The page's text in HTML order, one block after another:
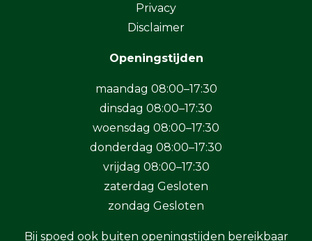
Privacy
Disclaimer
Openingstijden
maandag 08:00–17:30
dinsdag 08:00–17:30
woensdag 08:00–17:30
donderdag 08:00–17:30
vrijdag 08:00–17:30
zaterdag Gesloten
zondag Gesloten
Bij spoed ook buiten openingstijden bereikbaar